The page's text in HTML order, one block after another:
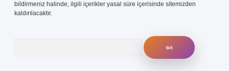
bildirmeniz halinde, ilgili içerikler yasal süre içerisinde sitemizden
kaldırılacaktır.